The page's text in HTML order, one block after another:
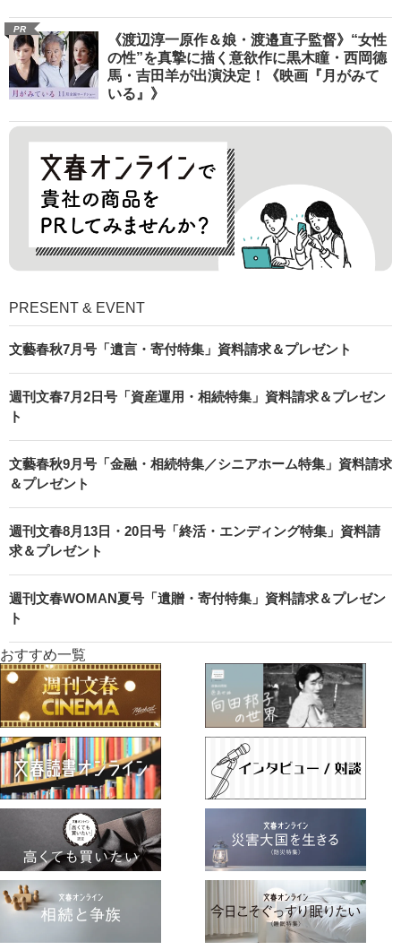
PR
《渡辺淳一原作＆娘・渡邉直子監督》“女性
の性”を真摯に描く意欲作に黒木瞳・西岡德
馬・吉田羊が出演決定！《映画『月がみて
いる』》
PRESENT & EVENT
文藝春秋7月号「遺言・寄付特集」資料請求＆プレゼント
週刊文春7月2日号「資産運用・相続特集」資料請求＆プレゼン
ト
文藝春秋9月号「金融・相続特集／シニアホーム特集」資料請求
＆プレゼント
週刊文春8月13日・20日号「終活・エンディング特集」資料請
求＆プレゼント
週刊文春WOMAN夏号「遺贈・寄付特集」資料請求＆プレゼン
ト
おすすめ一覧